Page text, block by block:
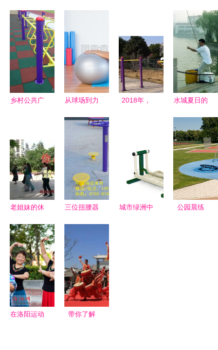
乡村公共广
材与社区活
动设施的定
制之道
从球场到力
如何引领男
性踏上健身
休闲新征程
2018年，
圈
水城夏日的
动
老姐妹的休
广场舞,跟
着我一起健
身吧
三位扭腰器
闲运动新风
尚，生产低
价热销助力
健身活动升
级
城市绿洲中
公园晨练
在洛阳运动
带你了解